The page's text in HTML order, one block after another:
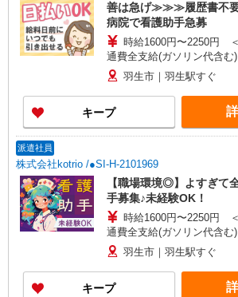
善は急げ≫≫≫履歴書不要
病院で看護助手急募
時給1600円〜2250円
通費全支給(ガソリン代含む)
羽生市｜羽生駅すぐ
キープ
派遣社員
株式会社kotrio /●SI-H-2101969
【職場環境◎】よすぎて
手募集♪未経験OK！
時給1600円〜2250円
通費全支給(ガソリン代含む)
羽生市｜羽生駅すぐ
キープ